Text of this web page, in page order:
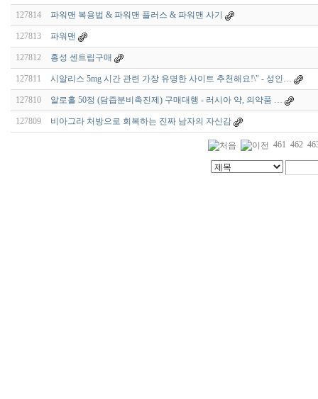
127814 파워맨 복용법 & 파워맨 플러스 & 파워맨 사기
127813 파워맨
127812 홍성 센트립구매
127811 시알리스 5mg 시간 관련 가장 유명한 사이트 추천해요!\" - 성인…
127810 알로홀 50정 (담즙분비촉진제) 구매대행 - 러시아 약, 의약품 …
127809 비아그라 처방으로 회복하는 진짜 남자의 자신감
461 462